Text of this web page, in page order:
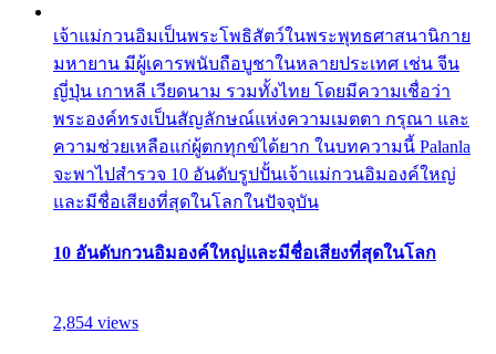
เจ้าแม่กวนอิมเป็นพระโพธิสัตว์ในพระพุทธศาสนานิกาย
มหายาน มีผู้เคารพนับถือบูชาในหลายประเทศ เช่น จีน
ญี่ปุ่น เกาหลี เวียดนาม รวมทั้งไทย โดยมีความเชื่อว่า
พระองค์ทรงเป็นสัญลักษณ์แห่งความเมตตา กรุณา และ
ความช่วยเหลือแก่ผู้ตกทุกข์ได้ยาก ในบทความนี้ Palanla
จะพาไปสำรวจ 10 อันดับรูปปั้นเจ้าแม่กวนอิมองค์ใหญ่
และมีชื่อเสียงที่สุดในโลกในปัจจุบัน
10 อันดับกวนอิมองค์ใหญ่และมีชื่อเสียงที่สุดในโลก
2,854 views